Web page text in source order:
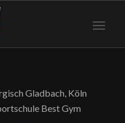
Gladbach, Köln
Best Gym